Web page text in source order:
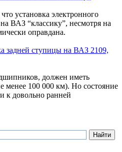
установка электронного
ВАЗ “классику”, несмотря на
оправдана.
задней ступицы на ВАЗ 2109,
должен иметь
менее 100 000 км). Но состояние
к довольно ранней